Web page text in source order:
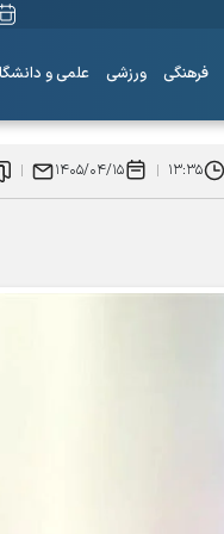
فرهنگی ورزشی علمی و
۱۳:۳۵ ۱۴۰۵/۰۴/۱۵